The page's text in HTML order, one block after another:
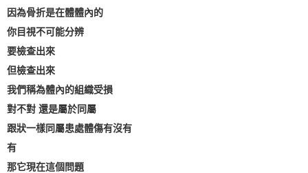
因為骨折是在體體內的
你目視不可能分辨
要檢查出來
但檢查出來
我們稱為體內的組織受損
對不對 還是屬於同屬
跟狀一樣同屬患處體傷有沒有
有
那它現在這個問題